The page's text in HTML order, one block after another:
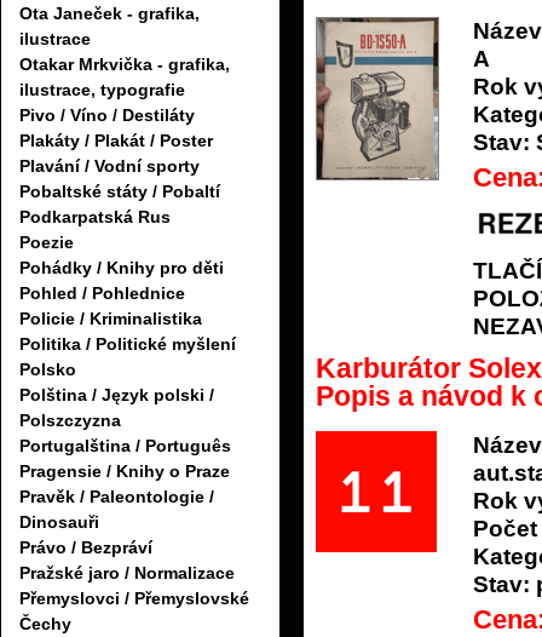
Ota Janeček - grafika,
ilustrace
Otakar Mrkvička - grafika,
ilustrace, typografie
Pivo / Víno / Destiláty
Plakáty / Plakát / Poster
Plavání / Vodní sporty
Pobaltské státy / Pobaltí
Podkarpatská Rus
Poezie
Pohádky / Knihy pro děti
Pohled / Pohlednice
Policie / Kriminalistika
Politika / Politické myšlení
Polsko
Polština / Język polski /
Polszczyzna
Portugalština / Português
Pragensie / Knihy o Praze
Pravěk / Paleontologie /
Dinosauři
Právo / Bezpráví
Pražské jaro / Normalizace
Přemyslovci / Přemyslovské
Čechy
A
Rok
Stav:
Karburátor
Popis a návod k
Rok
Stav: